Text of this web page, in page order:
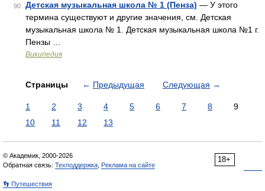
90 Детская музыкальная школа № 1 (Пенза) — У этого
термина существуют и другие значения, см. Детская
музыкальная школа № 1. Детская музыкальная школа №1 г.
Пензы …
Википедия
Страницы ← Предыдущая Следующая →
1 2 3 4 5 6 7 8
9
10
11 12 13
18+
© Академик, 2000-2026
Обратная связь: Техподдержка Реклама на сайте
👣 Путешествия